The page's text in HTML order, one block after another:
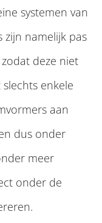
systemen van
zijn namelijk pas
zodat deze niet
enkele
aan
dus onder
meer
onder de